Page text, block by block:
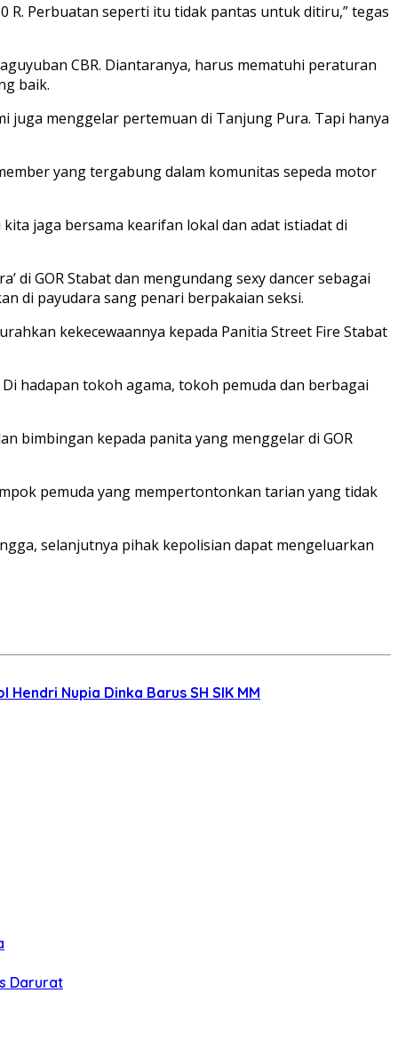
R. Perbuatan seperti itu tidak pantas untuk ditiru,” tegas
CBR. Diantaranya, harus mematuhi peraturan
baik.
juga menggelar pertemuan di Tanjung Pura. Tapi hanya
yang tergabung dalam komunitas sepeda motor
jaga bersama kearifan lokal dan adat istiadat di
di GOR Stabat dan mengundang sexy dancer sebagai
di payudara sang penari berpakaian seksi.
kekecewaannya kepada Panitia Street Fire Stabat
hadapan tokoh agama, tokoh pemuda dan berbagai
bimbingan kepada panita yang menggelar di GOR
pemuda yang mempertontonkan tarian yang tidak
selanjutnya pihak kepolisian dapat mengeluarkan
Nupia Dinka Barus SH SIK MM
Darurat